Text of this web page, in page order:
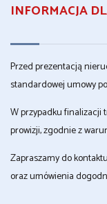
INFORMACJA
Przed prezentacją
standardowej umowy
W przypadku finalizacji
prowizji, zgodnie z
Zapraszamy do
oraz umówienia